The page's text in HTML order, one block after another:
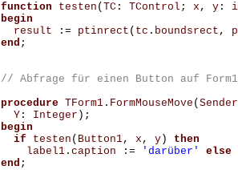
function
testen ( TC : TControl ; x , y:
begin
result
:= ptinrect ( tc . boundsrect ,
end ;
procedure TForm1. FormMouseMove ( Sender
Y: Integer );
begin
if
testen ( Button1, x , y)
then
label1. caption := 'darüber' else
end ;